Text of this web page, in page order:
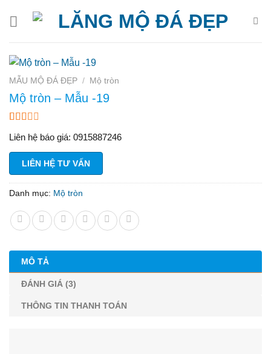
MẪU MỘ ĐÁ ĐẸP / Mộ tròn
Mộ tròn – Mẫu -19
trên
5
dựa
trên
giá
Liên hệ báo giá: 0915887246
LIÊN HỆ TƯ VẤN
Danh mục: Mộ tròn
MÔ TẢ
ĐÁNH GIÁ (3)
THÔNG TIN THANH TOÁN